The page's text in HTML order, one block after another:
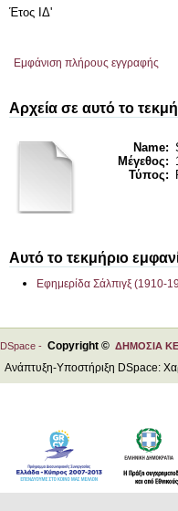
Έτος ΙΔ'
Εμφάνιση πλήρους εγγραφής
Αρχεία σε αυτό το
Name:
Μέγεθος:
Τύπος:
Αυτό το τεκμήριο
Εφημερίδα Σάλπιγξ (1910-
DSpace - Copyright © ΔΗΜΟΣΙΑ
Ανάπτυξη-Υποστήριξη DSpace: